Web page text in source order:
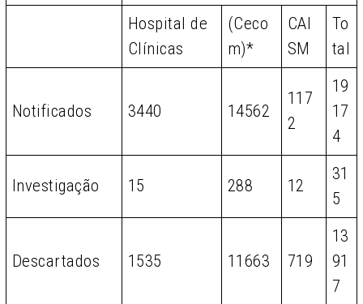
Hospital de
Clínicas
(Ceco
m)*
CAI
SM
To
tal
Notificados 3440 14562
117
2
19
17
4
Investigação 15 288 12
31
5
Descartados 1535 11663 719
13
91
7